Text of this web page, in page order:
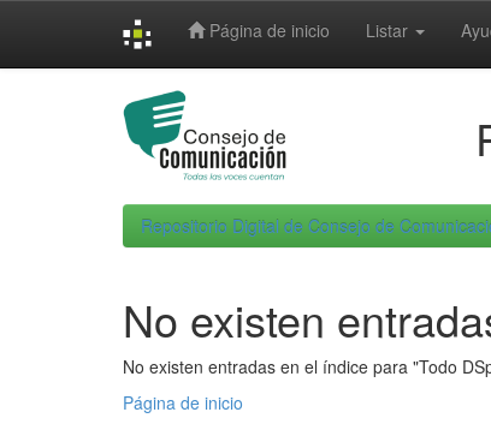
Página de inicio Listar
Repositorio Digital de Consejo de
No existen
No existen entradas en el índice para "Todo
Página de inicio